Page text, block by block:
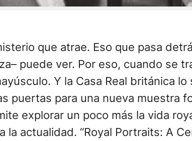
que atrae. Eso que pasa
puede ver. Por eso, cuando se
Y la Casa Real británica
puertas para una nueva muestra
explorar un poco más la vida
la actualidad. “Royal Portraits: A